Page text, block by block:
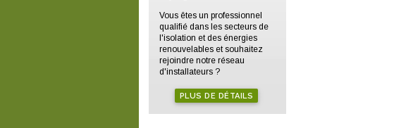
Vous êtes un professionnel
qualifié dans les secteurs de
l'isolation et des énergies
renouvelables et souhaitez
rejoindre notre réseau
d'installateurs ?
PLUS DE DÉTAILS